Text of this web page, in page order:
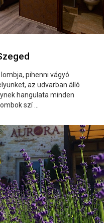
pihenni vágyó
az udvarban álló
hangulata minden
szí ...